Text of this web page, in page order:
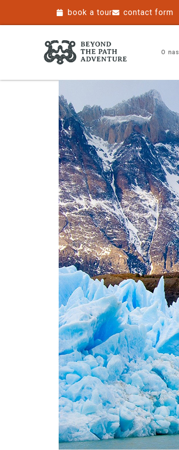
book a tour contact form
O nas